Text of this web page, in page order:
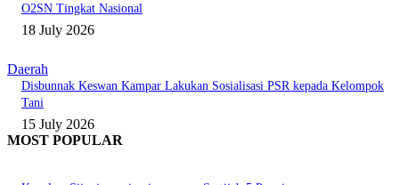
O2SN Tingkat Nasional
18 July 2026
Daerah
Disbunnak Keswan Kampar Lakukan Sosialisasi PSR kepada Kelompok
Tani
15 July 2026
MOST POPULAR